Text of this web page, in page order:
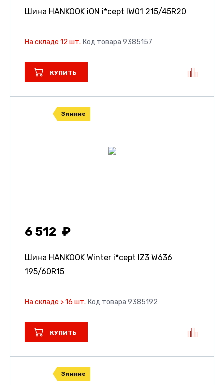
Шина HANKOOK iON i*cept IW01 215/45R20
На складе 12 шт. Код товара 9385157
КУПИТЬ
Зимние
6 512
Шина HANKOOK Winter i*cept IZ3 W636
195/60R15
На складе > 16 шт. Код товара 9385192
КУПИТЬ
Зимние